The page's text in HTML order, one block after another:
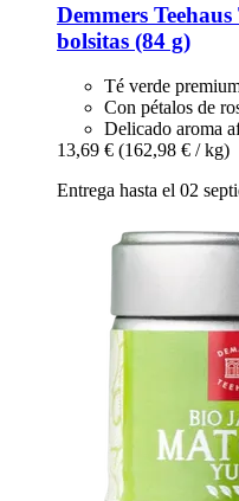
Demmers Teehaus
bolsitas (84 g)
Té verde
Con pétalos de
Delicado aroma
13,69 € (162,98 € / kg)
Entrega hasta el 02